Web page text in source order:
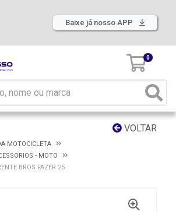
Baixe já nosso APP
0
VOLTAR
MOTOCICLETA
- MOTO
BROS FAZER 25